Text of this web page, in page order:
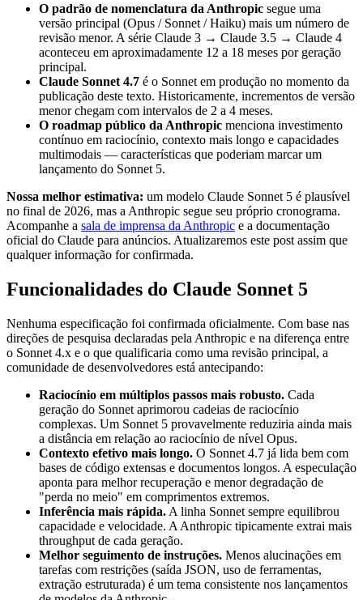
O padrão de nomenclatura da Anthropic segue uma
versão principal (Opus / Sonnet / Haiku) mais um número de
revisão menor. A série Claude 3 → Claude 3.5 → Claude 4
aconteceu em aproximadamente 12 a 18 meses por geração
principal.
Claude Sonnet 4.7 é o Sonnet em produção no momento da
publicação deste texto. Historicamente, incrementos de versão
menor chegam com intervalos de 2 a 4 meses.
O roadmap público da Anthropic menciona investimento
contínuo em raciocínio, contexto mais longo e capacidades
multimodais — características que poderiam marcar um
lançamento do Sonnet 5.
Nossa melhor estimativa: um modelo Claude Sonnet 5 é plausível
no final de 2026, mas a Anthropic segue seu próprio cronograma.
Acompanhe a sala de imprensa da Anthropic e a documentação
oficial do Claude para anúncios. Atualizaremos este post assim que
qualquer informação for confirmada.
Funcionalidades do Claude Sonnet 5
Nenhuma especificação foi confirmada oficialmente. Com base nas
direções de pesquisa declaradas pela Anthropic e na diferença entre
o Sonnet 4.x e o que qualificaria como uma revisão principal, a
comunidade de desenvolvedores está antecipando:
Raciocínio em múltiplos passos mais robusto. Cada
geração do Sonnet aprimorou cadeias de raciocínio
complexas. Um Sonnet 5 provavelmente reduziria ainda mais
a distância em relação ao raciocínio de nível Opus.
Contexto efetivo mais longo. O Sonnet 4.7 já lida bem com
bases de código extensas e documentos longos. A especulação
aponta para melhor recuperação e menor degradação de
"perda no meio" em comprimentos extremos.
Inferência mais rápida. A linha Sonnet sempre equilibrou
capacidade e velocidade. A Anthropic tipicamente extrai mais
throughput de cada geração.
Melhor seguimento de instruções. Menos alucinações em
tarefas com restrições (saída JSON, uso de ferramentas,
extração estruturada) é um tema consistente nos lançamentos